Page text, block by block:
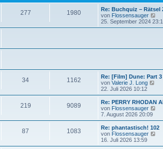
277 1980
Re: Buchquiz – Rätsel
von Flossensauger
e
u
e
e
i
a
g
25. September 2024
34 1162
Re: [Film] Dune: Part 3
von Valerie J. Long
u
e
s
r
B
e
22. Juli 2026 10:12
219 9089
Re: PERRY RHODAN
von Flossensauger
u
e
7. August 2026 20:09
87 1083
Re: phantastisch! 102
von Flossensauger
u
16. Juli 2026 13:59